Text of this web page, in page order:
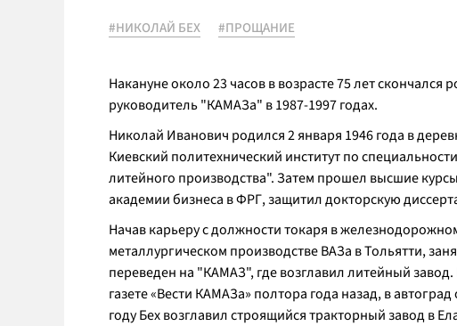
#НИКОЛАЙ БЕХ #ПРОЩАНИЕ
Накануне около 23 часов в возрасте 75 лет
руководитель "КАМАЗа" в 1987-1997 годах.
Николай Иванович родился 2 января 1946 года в
Киевский политехнический институт по
литейного производства". Затем прошел высшие
академии бизнеса в ФРГ, защитил докторскую
Начав карьеру с должности токаря в
металлургическом производстве ВАЗа в Тольятти,
переведен на "КАМАЗ", где возглавил литейный завод.
газете «Вести КАМАЗа» полтора года назад, в
году Бех возглавил строящийся тракторный завод в